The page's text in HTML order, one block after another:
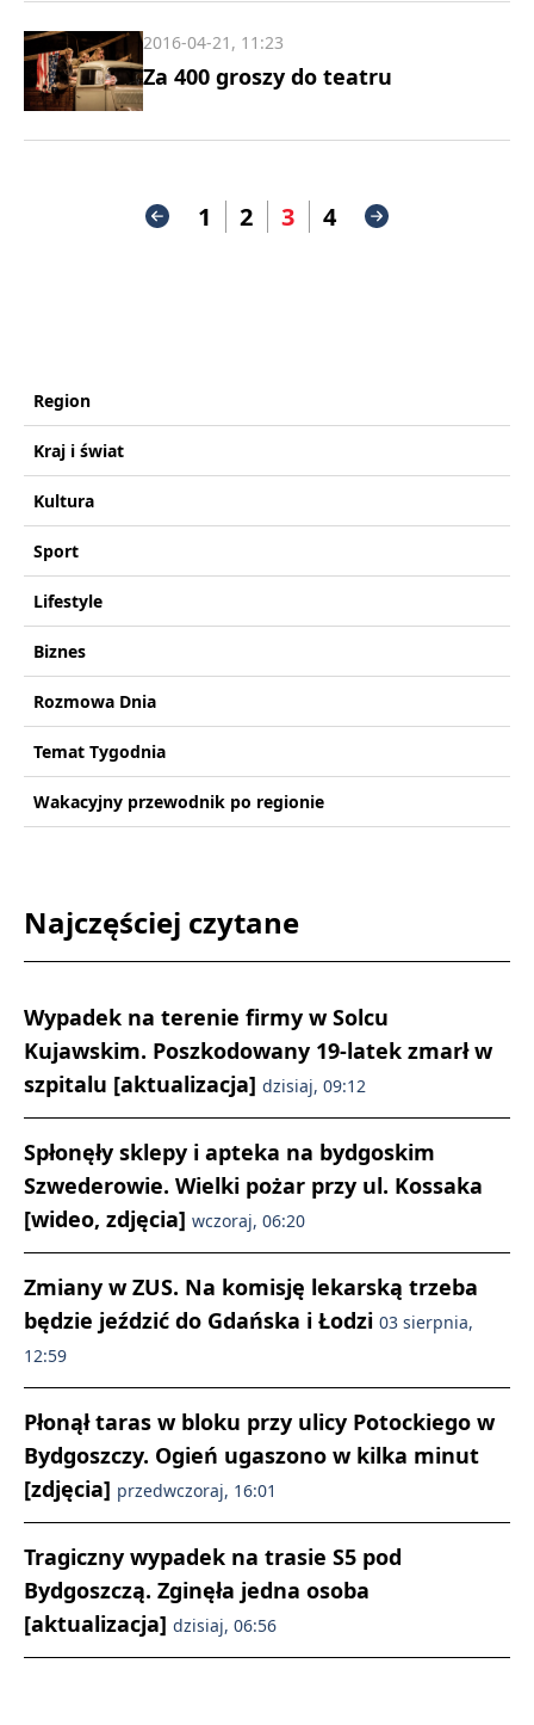
Za 400 groszy do teatru
2016-04-21, 11:23
1 2 3 4
Region
Kraj i świat
Kultura
Sport
Lifestyle
Biznes
Rozmowa Dnia
Temat Tygodnia
Wakacyjny przewodnik po regionie
Najczęściej czytane
Wypadek na terenie firmy w Solcu
Kujawskim. Poszkodowany 19-latek zmarł w
szpitalu [aktualizacja] dzisiaj, 09:12
Spłonęły sklepy i apteka na bydgoskim
Szwederowie. Wielki pożar przy ul. Kossaka
[wideo, zdjęcia] wczoraj, 06:20
Zmiany w ZUS. Na komisję lekarską trzeba
będzie jeździć do Gdańska i Łodzi 03 sierpnia,
12:59
Płonął taras w bloku przy ulicy Potockiego w
Bydgoszczy. Ogień ugaszono w kilka minut
[zdjęcia] przedwczoraj, 16:01
Tragiczny wypadek na trasie S5 pod
Bydgoszczą. Zginęła jedna osoba
[aktualizacja] dzisiaj, 06:56